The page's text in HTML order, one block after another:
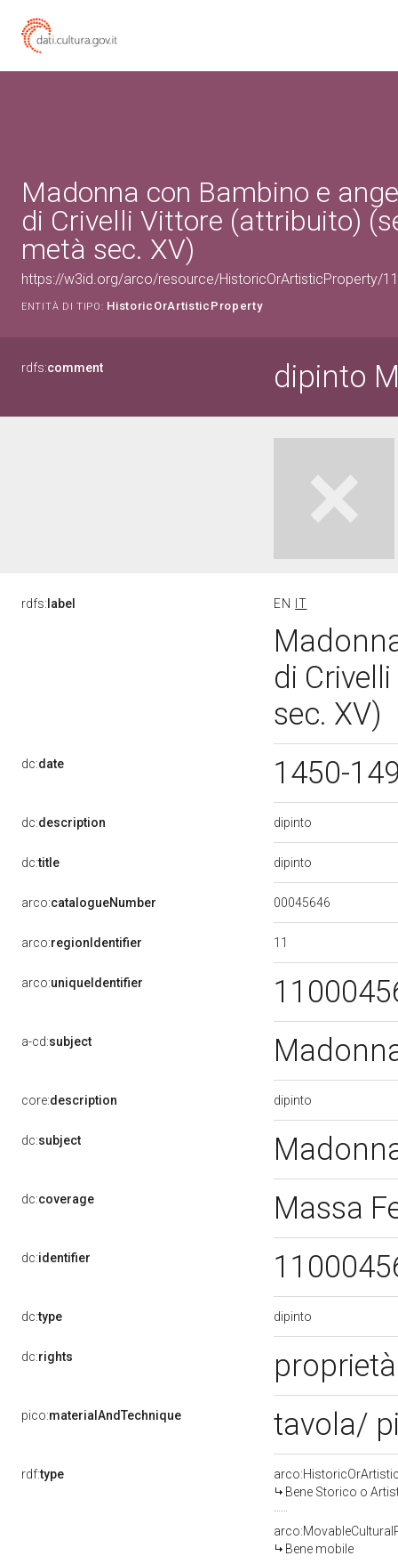
Madonna con Bambino e
di Crivelli Vittore (attribuito)
metà sec. XV)
https://w3id.org/arco/resource/HistoricOrArtisticProperty/
ENTITÀ DI TIPO: HistoricOrArtisticProperty
rdfs:comment dipinto
rdfs: label EN IT
di
sec. XV)
dc:date 1450-
dc:description dipinto
dc:title dipinto
arco:catalogueNumber 00045646
arco:regionIdentifier 11
arco:uniqueIdentifier
a-cd:subject
core:description dipinto
dc:subject
dc:coverage Massa
dc:identifier
dc:type dipinto
dc:rights
pico:materialAndTechnique tavola/
rdf:type
Bene Storico o
Bene mobile